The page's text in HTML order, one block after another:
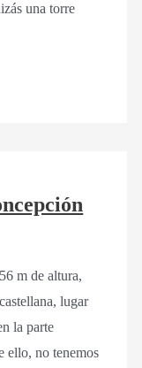
una torre
m de altura,
lugar
la parte
ello, no tenemos